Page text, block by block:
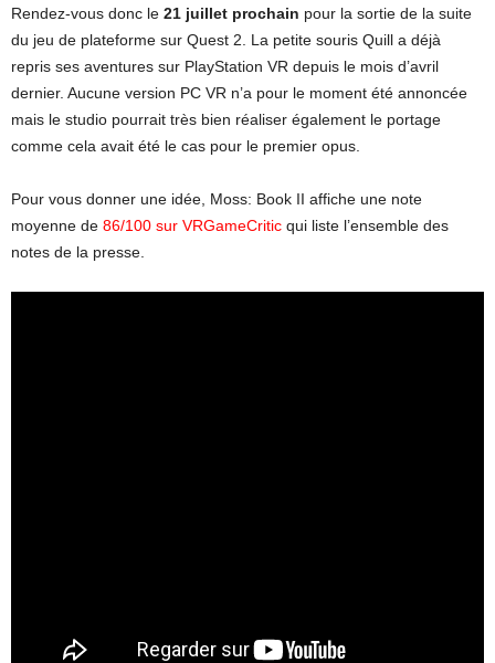
Rendez-vous donc le 21 juillet prochain pour la sortie de la suite
du jeu de plateforme sur Quest 2. La petite souris Quill a déjà
repris ses aventures sur PlayStation VR depuis le mois d’avril
dernier. Aucune version PC VR n’a pour le moment été annoncée
mais le studio pourrait très bien réaliser également le portage
comme cela avait été le cas pour le premier opus.
Pour vous donner une idée, Moss: Book II affiche une note
moyenne de 86/100 sur VRGameCritic qui liste l’ensemble des
notes de la presse.